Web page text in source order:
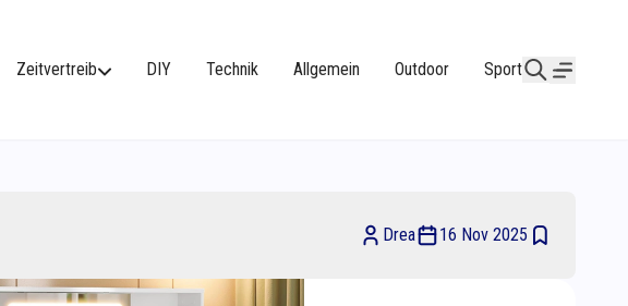
Zeitvertreib DIY Technik Allgemein Outdoor Sport
Drea 16 Nov 2025